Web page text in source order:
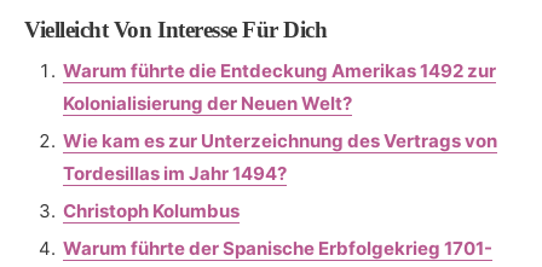
Vielleicht Von Interesse Für Dich
Warum führte die Entdeckung Amerikas 1492 zur
Kolonialisierung der Neuen Welt?
Wie kam es zur Unterzeichnung des Vertrags von
Tordesillas im Jahr 1494?
Christoph Kolumbus
Warum führte der Spanische Erbfolgekrieg 1701-